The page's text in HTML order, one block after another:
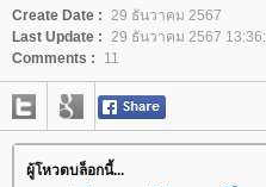
Create Date :
29 ธันวาคม 2567
Last Update :
29 ธันวาคม 2567
Comments :
11
ผู้โหวตบล็อกนี้...